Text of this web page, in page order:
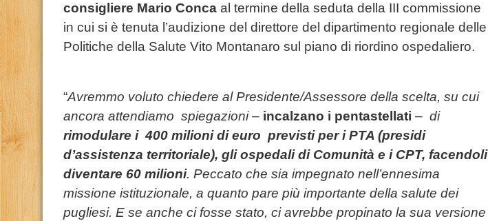
consigliere Mario Conca al termine della seduta della III commissione
in cui si è tenuta l’audizione del direttore del dipartimento regionale delle
Politiche della Salute Vito Montanaro sul piano di riordino ospedaliero.
“Avremmo voluto chiedere al Presidente/Assessore della scelta, su cui
ancora attendiamo spiegazioni– incalzano i pentastellati – di
rimodulare i 400 milioni di euro previsti per i PTA (presidi
d’assistenza territoriale), gli ospedali di Comunità e i CPT, facendoli
diventare 60 milioni. Peccato che sia impegnato nell’ennesima
missione istituzionale, a quanto pare più importante della salute dei
pugliesi. E se anche ci fosse stato, ci avrebbe propinato la sua versione